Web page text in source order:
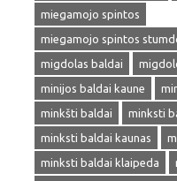
miegamojo spintos
miegamojo spintos
migdolas baldai
minijos baldai kaune
minkšti baldai
minksti
minksti baldai kaunas
minksti baldai klaipeda